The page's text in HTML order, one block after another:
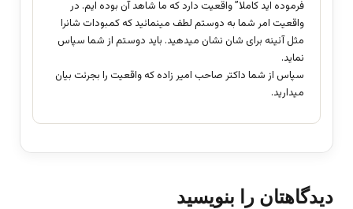
فرموده اید کاملا” واقعیت دارد که ما شاهد آن بوده ایم. در
واقعیت امر شما به دوستم لطف مینمائید که کمبودات شانرا
مثل آئینه برای شان نشان میدهید. باید دوستم از شما سپاس
نماید.
سپاس از شما داکتر صاحب امیر زاده که واقعیت را بجرئت بیان
میدارید.
دیدگاهتان را بنویسید